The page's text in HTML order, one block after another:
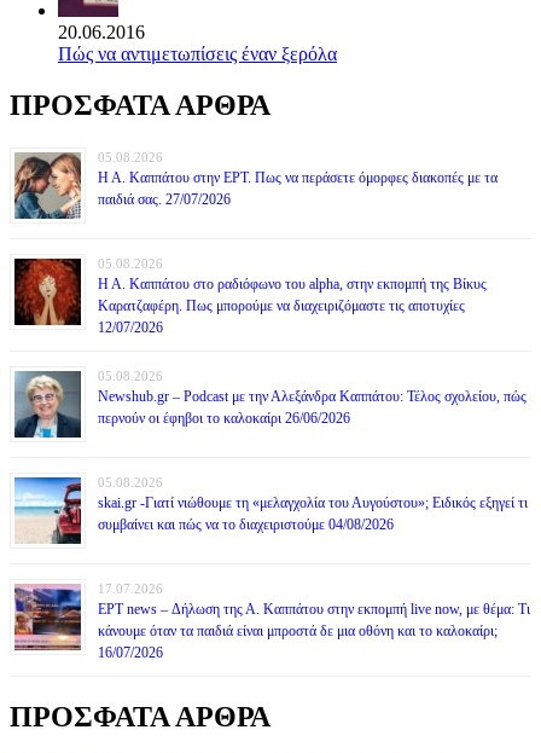
20.06.2016
Πώς να αντιμετωπίσεις έναν ξερόλα
ΠΡΟΣΦΑΤΑ ΑΡΘΡΑ
05.08.2026
Η Α. Καππάτου στην ΕΡΤ. Πως να περάσετε όμορφες διακοπές με τα
παιδιά σας. 27/07/2026
05.08.2026
Η Α. Καππάτου στο ραδιόφωνο του alpha, στην εκπομπή της Βίκυς
Καρατζαφέρη. Πως μπορούμε να διαχειριζόμαστε τις αποτυχίες
12/07/2026
05.08.2026
Newshub.gr – Podcast με την Αλεξάνδρα Καππάτου: Τέλος σχολείου, πώς
περνούν οι έφηβοι το καλοκαίρι 26/06/2026
05.08.2026
skai.gr -Γιατί νιώθουμε τη «μελαγχολία του Αυγούστου»; Ειδικός εξηγεί τι
συμβαίνει και πώς να το διαχειριστούμε 04/08/2026
17.07.2026
ΕΡΤ news – Δήλωση της Α. Καππάτου στην εκπομπή live now, με θέμα: Τι
κάνουμε όταν τα παιδιά είναι μπροστά δε μια οθόνη και το καλοκαίρι;
16/07/2026
ΠΡΟΣΦΑΤΑ ΑΡΘΡΑ